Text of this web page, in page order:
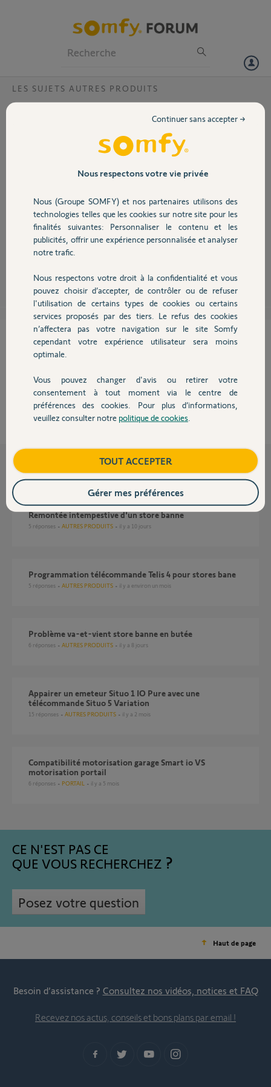
Volet
Sécurité
Domotique
Chauffage
Autres produits
Devis avec un pro
Contact
LES SUJETS AUTRES PRODUITS
J’ai un store motorisé. Je souhaite le
commander avec une télécommande.
Comment faire ?
Très simplement, votre installateur va raccorder un boîtier de radio
déportée à votre moteur existant. Une simple programmation vous
permettra par la suite de piloter votre store à l’aide d’une ou plusieurs
télécommandes. En savoir plus sur nos technologies.
Cette réponse vous a-t-elle aidé ?
50%des internautes ont trouvé cette réponse utile
Questions liées
Remontée intempestive d'un store banne
5 réponses AUTRES PRODUITS il y a 10 jours
Programmation télécommande Telis 4 pour stores bane
5 réponses AUTRES PRODUITS il y a environ un mois
Problème va-et-vient store banne en butée
6 réponses AUTRES PRODUITS il y a 8 jours
Appairer un emeteur Situo 1 IO Pure avec une
télécommande Situo 5 Variation
15 réponses AUTRES PRODUITS il y a 2 mois
Compatibilité motorisation garage Smart io VS
motorisation portail
6 réponses PORTAIL il y a 5 mois
CE N'EST PAS CE
QUE VOUS RECHERCHEZ
Posez votre question
Haut de page
Besoin d’assistance ? Consultez nos vidéos, notices et FAQ
Recevez nos actus, conseils et bons plans par email !
Nous respectons votre vie privée
Nous (Groupe SOMFY) et nos partenaires utilisons des
technologies telles que les cookies sur notre site pour les
finalités suivantes: Personnaliser le contenu et les
publicités, offrir une expérience personnalisée et analyser
notre trafic.
Nous respectons votre droit à la confidentialité et vous
pouvez choisir d’accepter, de contrôler ou de refuser
l'utilisation de certains types de cookies ou certains
services proposés par des tiers. Le refus des cookies
n’affectera pas votre navigation sur le site Somfy
cependant votre expérience utilisateur sera moins
optimale.
Vous pouvez changer d'avis ou retirer votre
consentement à tout moment via le centre de
préférences des cookies. Pour plus d’informations,
veuillez consulter notre politique de cookies
Continuer sans accepter →
TOUT ACCEPTER
Gérer mes préférences